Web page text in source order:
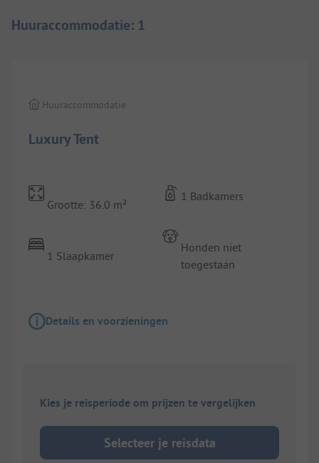
Huuraccommodatie: 1
Luxury Tent
Huuraccommodatie
Grootte: 36.0 m²
1 Slaapkamer
1 Badkamers
Honden niet
toegestaan
Details en voorzieningen
Kies je reisperiode om prijzen te vergelijken
Selecteer je reisdata